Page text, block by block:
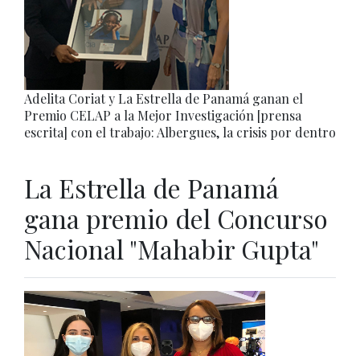
Adelita Coriat y La Estrella de Panamá ganan el
Premio CELAP a la Mejor Investigación [prensa
escrita] con el trabajo: Albergues, la crisis por dentro
La Estrella de Panamá
gana premio del Concurso
Nacional "Mahabir Gupta"